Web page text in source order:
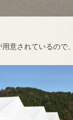
意されているので